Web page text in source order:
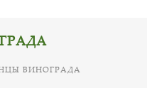
ВИНОГРАДА